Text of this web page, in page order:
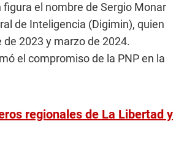
el nombre de Sergio Monar
de Inteligencia (Digimin), quien
2023 y marzo de 2024.
el compromiso de la PNP en la
regionales de La Libertad y